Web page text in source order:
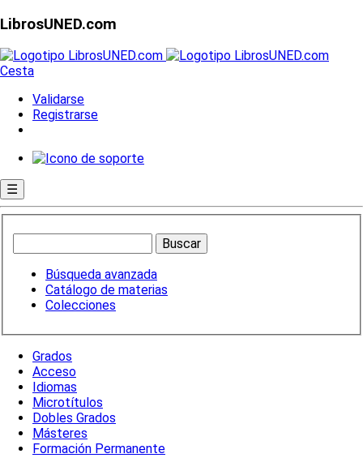
LibrosUNED.com
Cesta
Validarse
Registrarse
☰
Búsqueda avanzada
Catálogo de materias
Colecciones
Grados
Acceso
Idiomas
Microtítulos
Dobles Grados
Másteres
Formación Permanente